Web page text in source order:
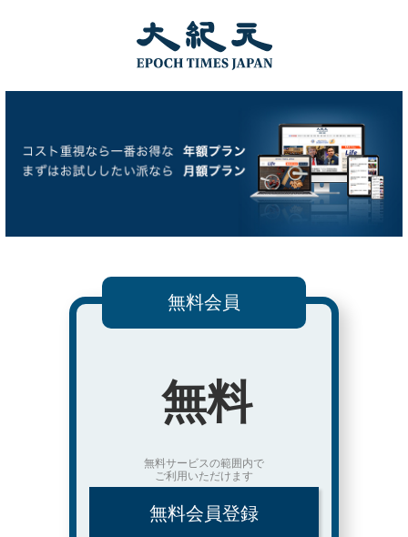
無料会員
無料
無料サービスの範囲内で
ご利用いただけます
無料会員登録